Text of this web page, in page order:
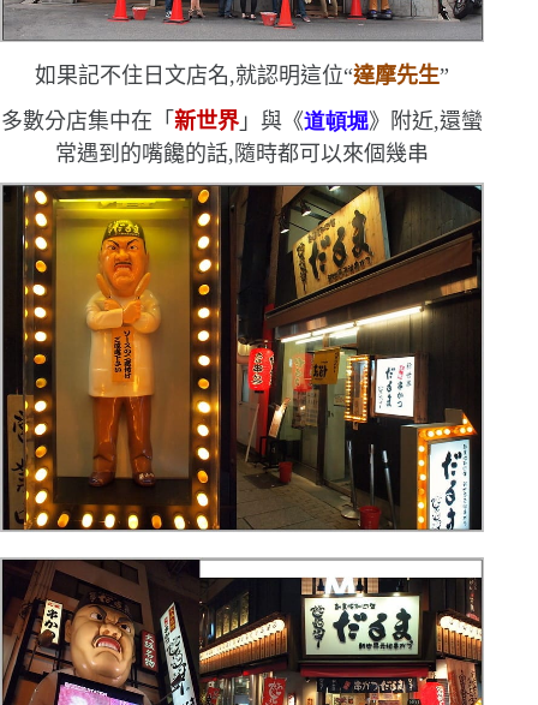
如果記不住日文店名,就認明這位“達摩先生”
多數分店集中在 「新世界 」與 《道頓堀》附近,還蠻
常遇到的嘴饞的話,隨時都可以來個幾串